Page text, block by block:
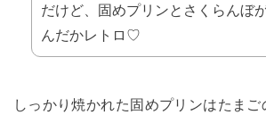
だけど、固めプリンとさくらんぼ
んだかレトロ♡
しっかり焼かれた固めプリンはたまご